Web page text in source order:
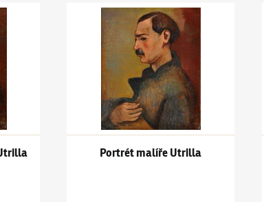
malíře Maurice Utrilla
Jiří Kars(1880–1945)Portrét malíře Utrilla
Portrét malíře Utrilla